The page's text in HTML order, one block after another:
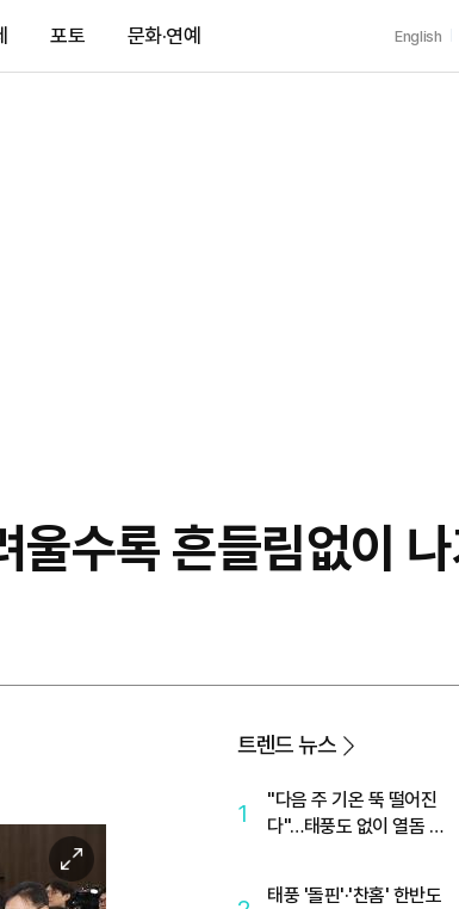
포토 문화·연예 English
수록 흔들림없이
이
미
트렌드 뉴스
1
"다음 주 기온 뚝 떨어진
다"…태풍도 없이 열돔 박
태풍 '돌핀'·'찬홈' 한반도